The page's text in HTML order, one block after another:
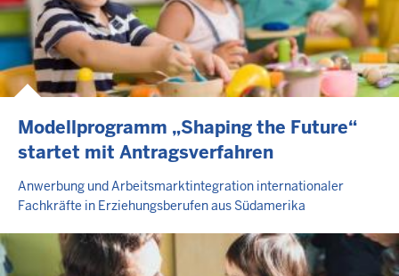
Modellprogramm „Shaping the Future“
startet mit Antragsverfahren
Anwerbung und Arbeitsmarktintegration internationaler
Fachkräfte in Erziehungsberufen aus Südamerika